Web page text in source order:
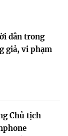
dân trong
giả, vi phạm
Chủ tịch